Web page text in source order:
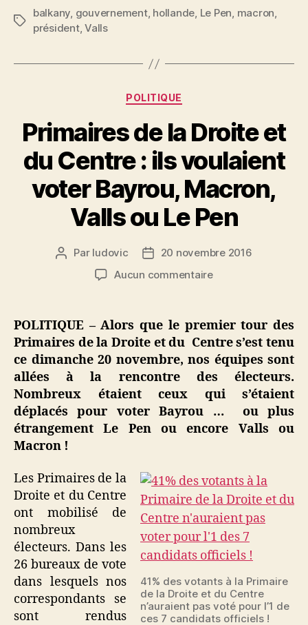
Étiquettes
balkany, gouvernement, hollande, Le Pen, macron,
président,Valls
Catégories
POLITIQUE
Primaires de la Droite et
du Centre : ils voulaient
voter Bayrou, Macron,
Valls ou Le Pen
Auteur
Par ludovic
Date20 novembre 2016
Aucun commentairesur
la
et
du
Centre
:
voulaient
Valls
ou
Le
Pen
POLITIQUE – Alors que le premier tour des
Primaires de la Droite et du Centre s’est tenu
ce dimanche 20 novembre, nos équipes sont
allées à la rencontre des électeurs.
Nombreux étaient ceux qui s’étaient
déplacés pour voter Bayrou … ou plus
étrangement Le Pen ou encore Valls ou
Macron !
41% des votants à la Primaire
de la Droite et du Centre
n’auraient pas voté pour l’1 de
ces 7 candidats officiels !
Les Primaires de la
Droite et du Centre
ont mobilisé de
nombreux
électeurs. Dans les
26 bureaux de vote
dans lesquels nos
correspondants se
sont rendus